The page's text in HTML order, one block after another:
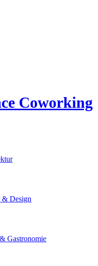
& Design
Gastronomie
Coworking